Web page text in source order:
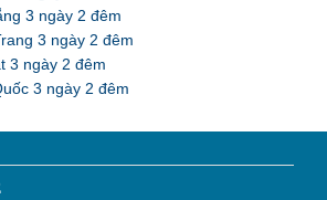
3 ngày 2 đêm
3 ngày 2 đêm
3 ngày 2 đêm
3 ngày 2 đêm